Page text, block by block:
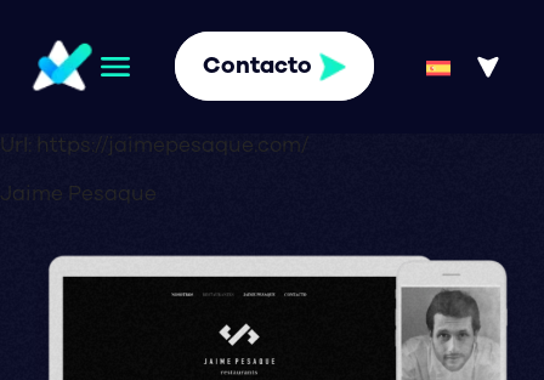
Contacto
Url: https://jaimepesaque.com/
Jaime Pesaque